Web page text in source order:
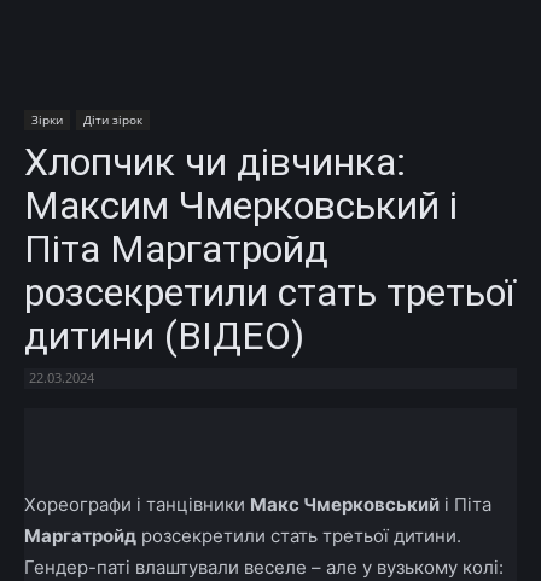
Зірки Діти зірок
Хлопчик чи дівчинка:
Максим Чмерковський і
Піта Маргатройд
розсекретили стать третьої
дитини (ВІДЕО)
22.03.2024
Хореографи і танцівники Макс Чмерковський і Піта
Маргатройд розсекретили стать третьої дитини.
Гендер-паті влаштували веселе – але у вузькому колі: